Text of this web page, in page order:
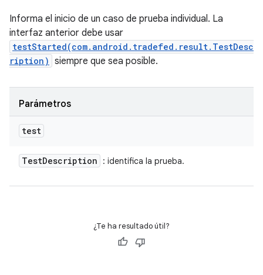
Informa el inicio de un caso de prueba individual. La
interfaz anterior debe usar
testStarted(com.android.tradefed.result.TestDesc
ription) siempre que sea posible.
Parámetros
test
TestDescription : identifica la prueba.
¿Te ha resultado útil?